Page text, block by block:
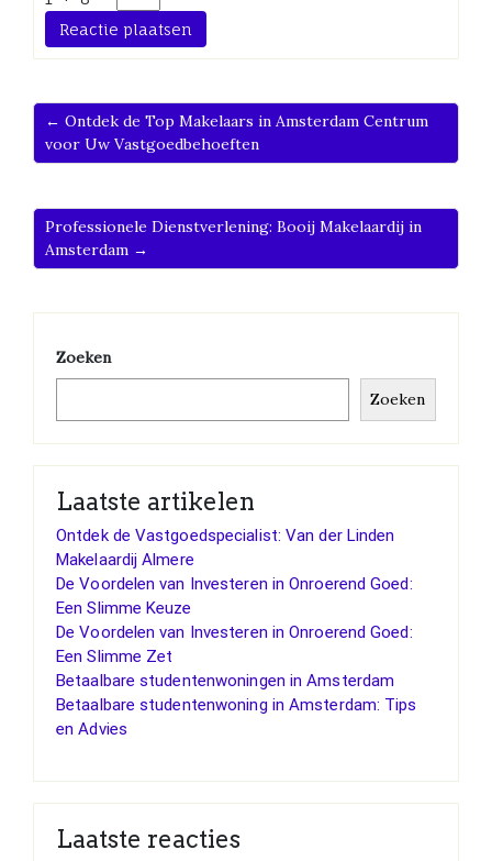
← Ontdek de Top Makelaars in Amsterdam Centrum
voor Uw Vastgoedbehoeften
Professionele Dienstverlening: Booij Makelaardij in
Amsterdam →
Zoeken
Zoeken
Laatste artikelen
Ontdek de Vastgoedspecialist: Van der Linden
Makelaardij Almere
De Voordelen van Investeren in Onroerend Goed:
Een Slimme Keuze
De Voordelen van Investeren in Onroerend Goed:
Een Slimme Zet
Betaalbare studentenwoningen in Amsterdam
Betaalbare studentenwoning in Amsterdam: Tips
en Advies
Laatste reacties